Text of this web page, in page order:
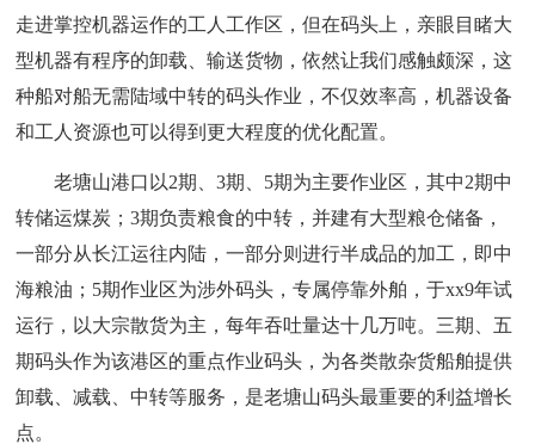
走进掌控机器运作的工人工作区，但在码头上，亲眼目睹大
型机器有程序的卸载、输送货物，依然让我们感触颇深，这
种船对船无需陆域中转的码头作业，不仅效率高，机器设备
和工人资源也可以得到更大程度的优化配置。
老塘山港口以2期、3期、5期为主要作业区，其中2期中
转储运煤炭；3期负责粮食的中转，并建有大型粮仓储备，
一部分从长江运往内陆，一部分则进行半成品的加工，即中
海粮油；5期作业区为涉外码头，专属停靠外舶，于xx9年试
运行，以大宗散货为主，每年吞吐量达十几万吨。三期、五
期码头作为该港区的重点作业码头，为各类散杂货船舶提供
卸载、减载、中转等服务，是老塘山码头最重要的利益增长
点。